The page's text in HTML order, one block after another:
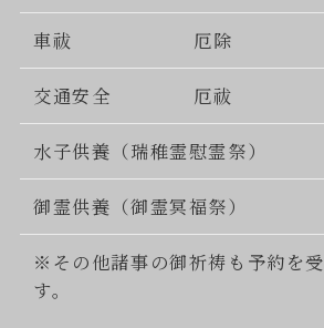
車祓 厄除
交通安全 厄祓
水子供養（瑞稚霊慰霊祭）
御霊供養（御霊冥福祭）
※その他諸事の御祈祷も予約を
す。